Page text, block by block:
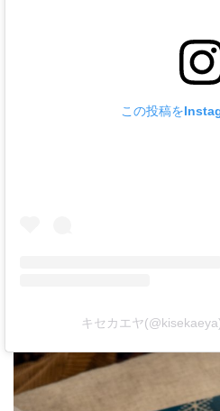
この投稿を
キセカエヤ